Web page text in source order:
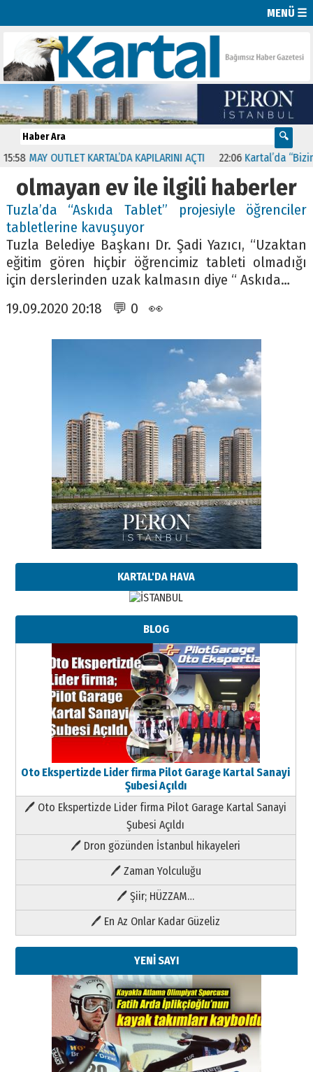
MENÜ ☰
MAY OUTLET KARTAL’DA KAPILARINI AÇTI 22:06 Kartal’da “Bizim
olmayan ev ile ilgili haberler
Tuzla’da “Askıda Tablet” projesiyle öğrenciler
tabletlerine kavuşuyor
Tuzla Belediye Başkanı Dr. Şadi Yazıcı, “Uzaktan
eğitim gören hiçbir öğrencimiz tableti olmadığı
için derslerinden uzak kalmasın diye “ Askıda…
19.09.2020 20:18 💬 0 👀
KARTAL'DA HAVA
BLOG
Oto Ekspertizde Lider firma Pilot Garage Kartal Sanayi
Şubesi Açıldı
🖊 Oto Ekspertizde Lider firma Pilot Garage Kartal Sanayi
Şubesi Açıldı
🖊 Dron gözünden İstanbul hikayeleri
🖊 Zaman Yolculuğu
🖊 Şiir; HÜZZAM…
🖊 En Az Onlar Kadar Güzeliz
YENİ SAYI
Kenan GÜLERCİ
Metin Külünk: Aileyi Korumak
Geleceği Korumaktır
11 Mayıs 2026 Pazartesi